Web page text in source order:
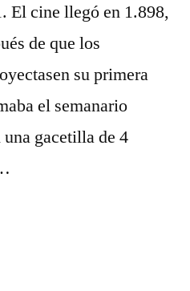
El cine llegó en 1.898,
de que los
su primera
el semanario
gacetilla de 4